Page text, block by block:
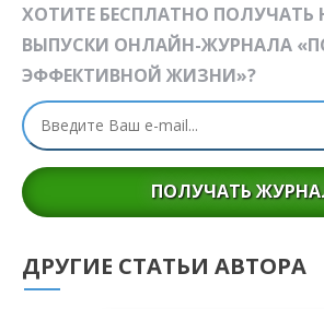
ХОТИТЕ БЕСПЛАТНО ПОЛУЧАТЬ
ВЫПУСКИ ОНЛАЙН-ЖУРНАЛА
ЭФФЕКТИВНОЙ ЖИЗНИ»?
ПОЛУЧАТЬ
ДРУГИЕ СТАТЬИ АВТОРА